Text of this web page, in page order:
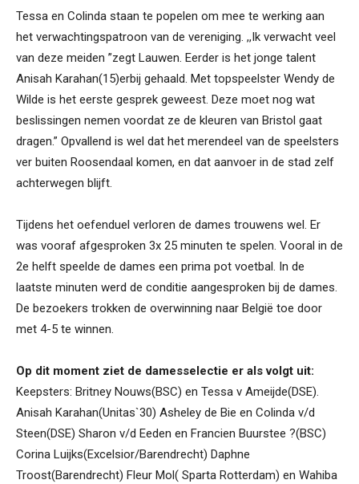
Tessa en Colinda staan te popelen om mee te werking aan
het verwachtingspatroon van de vereniging. ,,Ik verwacht veel
van deze meiden ”zegt Lauwen. Eerder is het jonge talent
Anisah Karahan(15)erbij gehaald. Met topspeelster Wendy de
Wilde is het eerste gesprek geweest. Deze moet nog wat
beslissingen nemen voordat ze de kleuren van Bristol gaat
dragen.” Opvallend is wel dat het merendeel van de speelsters
ver buiten Roosendaal komen, en dat aanvoer in de stad zelf
achterwegen blijft.
Tijdens het oefenduel verloren de dames trouwens wel. Er
was vooraf afgesproken 3x 25 minuten te spelen. Vooral in de
2e helft speelde de dames een prima pot voetbal. In de
laatste minuten werd de conditie aangesproken bij de dames.
De bezoekers trokken de overwinning naar België toe door
met 4-5 te winnen.
Op dit moment ziet de damesselectie er als volgt uit:
Keepsters: Britney Nouws(BSC) en Tessa v Ameijde(DSE).
Anisah Karahan(Unitas`30) Asheley de Bie en Colinda v/d
Steen(DSE) Sharon v/d Eeden en Francien Buurstee ?(BSC)
Corina Luijks(Excelsior/Barendrecht) Daphne
Troost(Barendrecht) Fleur Mol( Sparta Rotterdam) en Wahiba